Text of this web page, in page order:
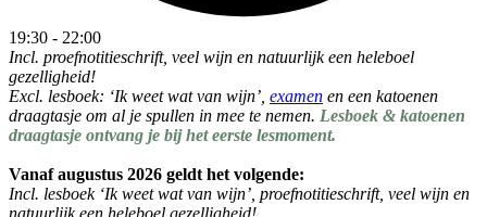
19:30 - 22:00
Incl. proefnotitieschrift, veel wijn en natuurlijk een heleboel
gezelligheid!
Excl. lesboek: ‘Ik weet wat van wijn’, examen en een katoenen
draagtasje om al je spullen in mee te nemen. Lesboek & katoenen
draagtasje ontvang je bij het eerste lesmoment.
Vanaf augustus 2026 geldt het volgende:
Incl. lesboek ‘Ik weet wat van wijn’, proefnotitieschrift, veel wijn en
natuurlijk een heleboel gezelligheid!